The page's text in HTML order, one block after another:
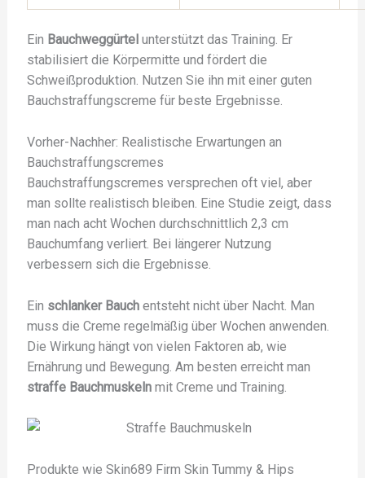
Ein Bauchweggürtel unterstützt das Training. Er
stabilisiert die Körpermitte und fördert die
Schweißproduktion. Nutzen Sie ihn mit einer guten
Bauchstraffungscreme für beste Ergebnisse.
Vorher-Nachher: Realistische Erwartungen an
Bauchstraffungscremes
Bauchstraffungscremes versprechen oft viel, aber
man sollte realistisch bleiben. Eine Studie zeigt, dass
man nach acht Wochen durchschnittlich 2,3 cm
Bauchumfang verliert. Bei längerer Nutzung
verbessern sich die Ergebnisse.
Ein schlanker Bauchentsteht nicht über Nacht. Man
muss die Creme regelmäßig über Wochen anwenden.
Die Wirkung hängt von vielen Faktoren ab, wie
Ernährung und Bewegung. Am besten erreicht man
straffe Bauchmuskelnmit Creme und Training.
Produkte wie Skin689 Firm Skin Tummy & Hips